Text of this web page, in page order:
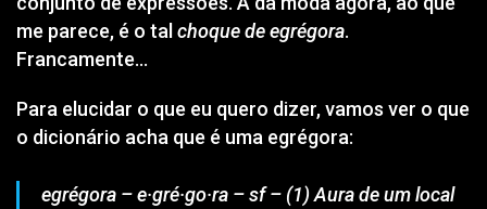
me parece, é o talchoque de egrégora.
Francamente…
Para elucidar o que eu quero dizer, vamos ver o que
o dicionário acha que é uma egrégora:
egrégora – e·gré·go·ra – sf – (1) Aura de um local